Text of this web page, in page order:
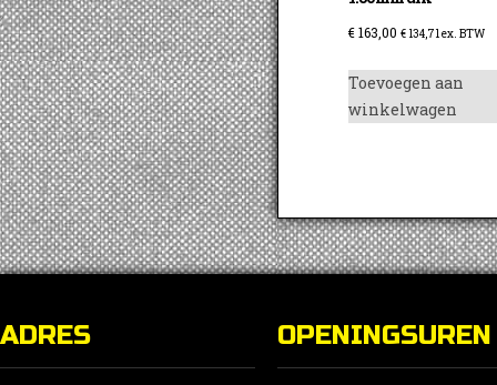
€163,00 € 134,71 ex. BTW
Toevoegen aan
winkelwagen
ADRES OPENINGSUREN